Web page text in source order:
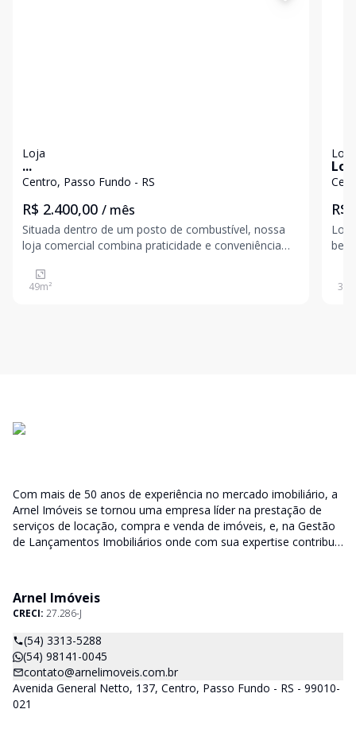
Loja
...
Centro, Passo Fundo - RS
R$ 2.400,00 / mês
Situada dentro de um posto de combustível, nossa
loja comercial combina praticidade e conveniência
Fundo, oferece fácil acesso para quem está de
passagem ou trabalha na região central.
49m²
Loja
R$
300
Com mais de 50 anos de experiência no mercado imobiliário, a
Arnel Imóveis se tornou uma empresa líder na prestação de
serviços de locação, compra e venda de imóveis, e, na Gestão
de Lançamentos Imobiliários onde com sua expertise contribui
responsabilidade do sucesso no lançamento das vendas.
Arnel Imóveis
CRECI: 27.286-J
(54) 3313-5288
(54) 98141-0045
contato@arnelimoveis.com.br
Avenida General Netto, 137, Centro, Passo Fundo - RS - 99010-
021